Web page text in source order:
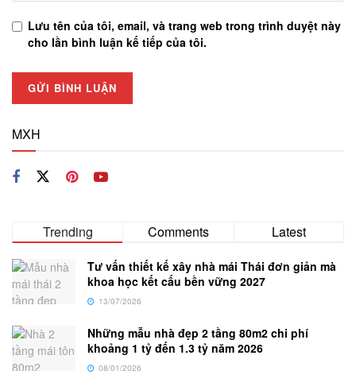
Lưu tên của tôi, email, và trang web trong trình duyệt này
cho lần bình luận kế tiếp của tôi.
MXH
Trending Comments Latest
Tư vấn thiết kế xây nhà mái Thái đơn giản mà
khoa học kết cấu bền vững 2027
13/07/2026
Những mẫu nhà đẹp 2 tầng 80m2 chi phí
khoảng 1 tỷ đến 1.3 tỷ năm 2026
08/01/2026